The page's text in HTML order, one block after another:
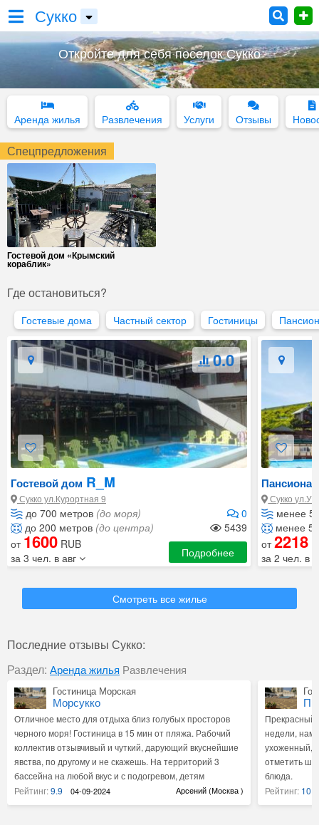
Сукко
Откройте для себя поселок Сукко
Аренда жилья Развлечения Услуги Отзывы
Спецпредложения
Гостевой дом «Крымский
кораблик»
Где остановиться?
Гостевые дома Частный сектор Гостиницы
0.0
Гостевой дом R_M
Сукко ул.Курортная 9
до 700 метров (до моря)
0
до 200 метров (до центра)
5439
от 1600 RUB
за 3 чел. в авг
Подробнее
Пансионат
Сукко
менее
менее
от2218
за 2 чел. в
Смотреть все жилье
Последние отзывы Сукко:
Раздел: Аренда жилья Развлечения
Гостиница Морская
Морсукко
Отличное место для отдыха близ голубых просторов
черного моря! Гостиница в 15 мин от пляжа. Рабочий
коллектив отзывчивый и чуткий, дарующий вкуснейшие
явства, по другому и не скажешь. На территорий 3
бассейна на любой вкус и с подогревом, детям
понравится.
Рейтинг:9.9 04-09-2024 Арсений (Москва )
Прекрасный
недели, нам
ухоженный,
отметить
блюда.
Рейтинг: 10.0